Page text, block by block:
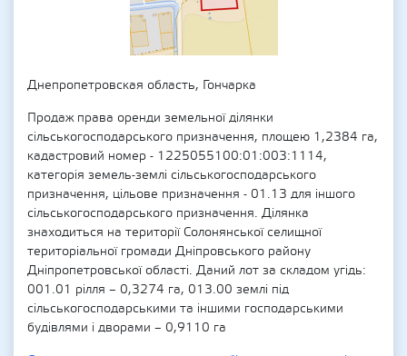
Днепропетровская область, Гончарка
Продаж права оренди земельної ділянки
сільськогосподарського призначення, площею 1,2384 га,
кадастровий номер - 1225055100:01:003:1114,
категорія земель-землі сільськогосподарського
призначення, цільове призначення - 01.13 для іншого
сільськогосподарського призначення. Ділянка
знаходиться на території Солонянської селищної
територіальної громади Дніпровського району
Дніпропетровської області. Даний лот за складом угідь:
001.01 рілля – 0,3274 га, 013.00 землі під
сільськогосподарськими та іншими господарськими
будівлями і дворами – 0,9110 га